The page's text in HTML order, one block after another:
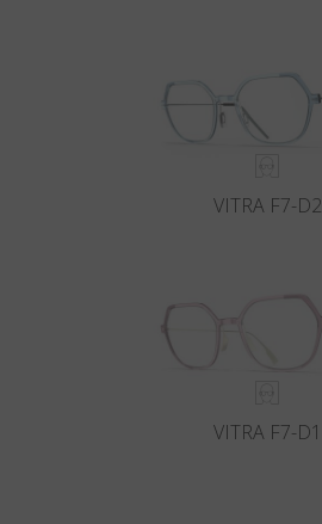
VITRA F7-D2
VITRA F7-D1